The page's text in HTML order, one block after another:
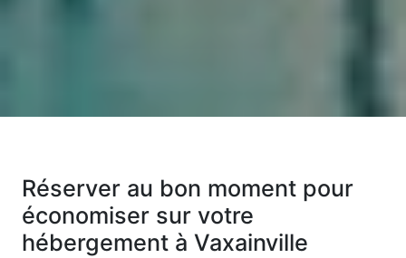
Réserver au bon moment pour
économiser sur votre
hébergement à Vaxainville